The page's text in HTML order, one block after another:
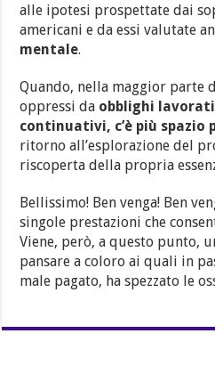
alle ipotesi prospettate dai
americani e da essi valutate
mentale.
Quando, nella maggior parte
oppressi da obblighi
continuativi, c’è più spazio
ritorno all’esplorazione del
riscoperta della propria
Bellissimo! Ben venga! Ben
singole prestazioni che
Viene, però, a questo punto,
pansare a coloro ai quali in
male pagato, ha spezzato le